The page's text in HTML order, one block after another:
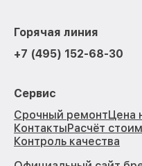
Горячая линия
+7 (495) 152-68-30
Сервис
Срочный ремонтЦена
КонтактыРасчёт
Контроль качества